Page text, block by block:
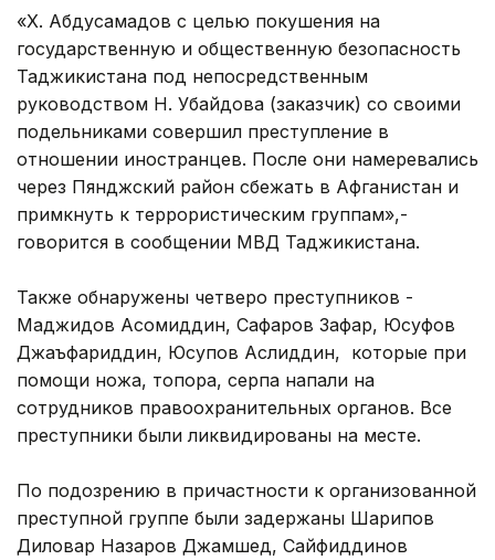
«Х. Абдусамадов с целью покушения на
государственную и общественную безопасность
Таджикистана под непосредственным
руководством Н. Убайдова (заказчик) со своими
подельниками совершил преступление в
отношении иностранцев. После они намеревались
через Пянджский район сбежать в Афганистан и
примкнуть к террористическим группам»,-
говорится в сообщении МВД Таджикистана.
Также обнаружены четверо преступников -
Маджидов Асомиддин, Сафаров Зафар, Юсуфов
Джаъфариддин, Юсупов Аслиддин, которые при
помощи ножа, топора, серпа напали на
сотрудников правоохранительных органов. Все
преступники были ликвидированы на месте.
По подозрению в причастности к организованной
преступной группе были задержаны Шарипов
Диловар Назаров Джамшед, Сайфиддинов